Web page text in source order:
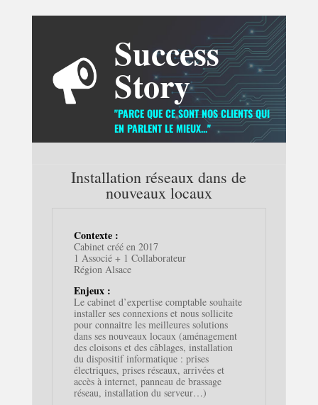
Success
Story
"PARCE QUE CE SONT NOS CLIENTS QUI
EN PARLENT LE MIEUX..."
Installation réseaux dans de
nouveaux locaux
Contexte :
Cabinet créé en 2017
1 Associé + 1 Collaborateur
Région Alsace
Enjeux :
Le cabinet d’expertise comptable souhaite
installer ses connexions et nous sollicite
pour connaitre les meilleures solutions
dans ses nouveaux locaux (aménagement
des cloisons et des câblages, installation
du dispositif informatique : prises
électriques, prises réseaux, arrivées et
accès à internet, panneau de brassage
réseau, installation du serveur…)